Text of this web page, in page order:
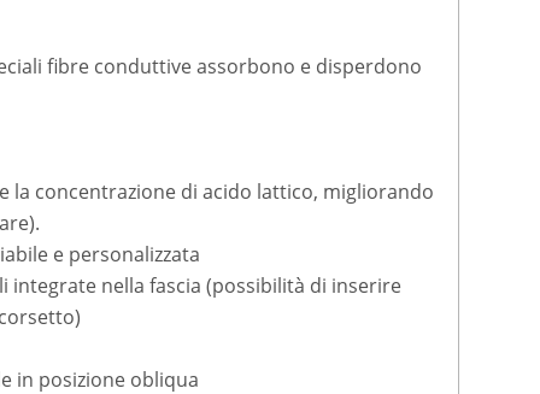
fibre conduttive assorbono e disperdono
la concentrazione di acido lattico, migliorando
e personalizzata
integrate nella fascia (possibilità di inserire
in posizione obliqua